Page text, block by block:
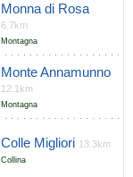
Monna di Rosa
6.7km
Montagna
Monte Annamunno
12.1km
Montagna
Colle Migliori 13.3km
Collina